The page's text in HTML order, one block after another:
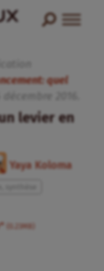
quel
levier en
Yaya Koloma
(0.23MB)